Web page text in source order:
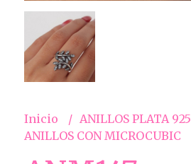
Inicio
ANILLOS PLATA 925
ANILLOS CON MICROCUBIC